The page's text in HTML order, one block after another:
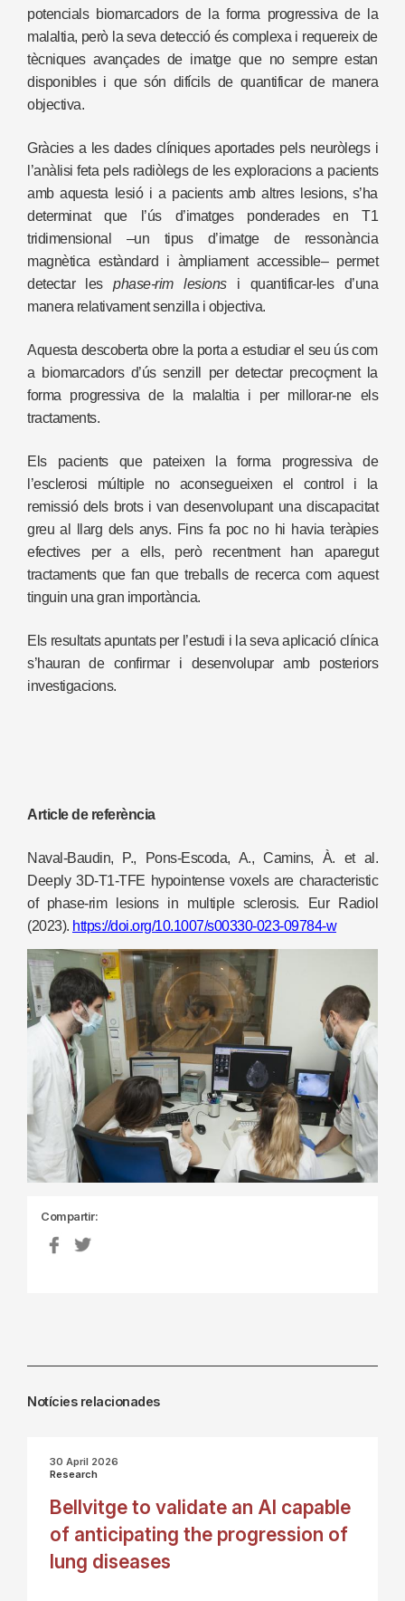
potencials biomarcadors de la forma progressiva de la
malaltia, però la seva detecció és complexa i requereix de
tècniques avançades de imatge que no sempre estan
disponibles i que són difícils de quantificar de manera
objectiva.
Gràcies a les dades clíniques aportades pels neuròlegs i
l’anàlisi feta pels radiòlegs de les exploracions a pacients
amb aquesta lesió i a pacients amb altres lesions, s’ha
determinat que l’ús d’imatges ponderades en T1
tridimensional –un tipus d’imatge de ressonància
magnètica estàndard i àmpliament accessible– permet
detectar lesphase-rim lesionsi quantificar-les d’una
manera relativament senzilla i objectiva.
Aquesta descoberta obre la porta a estudiar el seu ús com
a biomarcadors d’ús senzill per detectar precoçment la
forma progressiva de la malaltia i per millorar-ne els
tractaments.
Els pacients que pateixen la forma progressiva de
l’esclerosi múltiple no aconsegueixen el control i la
remissió dels brots i van desenvolupant una discapacitat
greu al llarg dels anys. Fins fa poc no hi havia teràpies
efectives per a ells, però recentment han aparegut
tractaments que fan que treballs de recerca com aquest
tinguin una gran importància.
Els resultats apuntats per l’estudi i la seva aplicació clínica
s’hauran de confirmar i desenvolupar amb posteriors
investigacions.
Article de referència
Naval-Baudin, P., Pons-Escoda, A., Camins, À. et al.
Deeply 3D-T1-TFE hypointense voxels are characteristic
of phase-rim lesions in multiple sclerosis. Eur Radiol
(2023). https://doi.org/10.1007/s00330-023-09784-w
Compartir:
Notícies relacionades
30 April 2026
Research
Bellvitge to validate an AI capable
of anticipating the progression of
lung diseases